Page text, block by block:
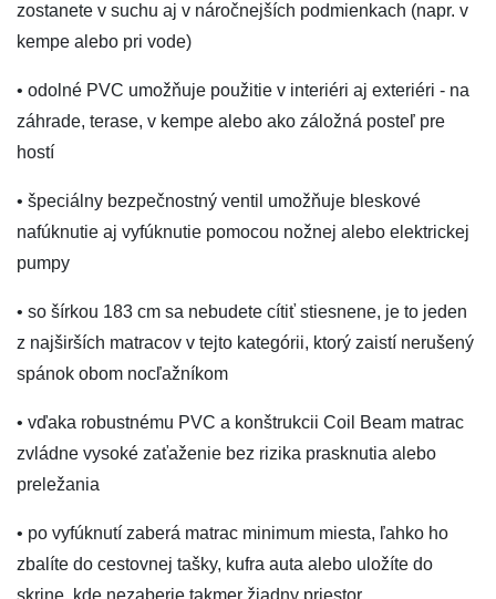
zostanete v suchu aj v náročnejších podmienkach (napr. v
kempe alebo pri vode)
• odolné PVC umožňuje použitie v interiéri aj exteriéri - na
záhrade, terase, v kempe alebo ako záložná posteľ pre
hostí
• špeciálny bezpečnostný ventil umožňuje bleskové
nafúknutie aj vyfúknutie pomocou nožnej alebo elektrickej
pumpy
• so šírkou 183 cm sa nebudete cítiť stiesnene, je to jeden
z najširších matracov v tejto kategórii, ktorý zaistí nerušený
spánok obom nocľažníkom
• vďaka robustnému PVC a konštrukcii Coil Beam matrac
zvládne vysoké zaťaženie bez rizika prasknutia alebo
preležania
• po vyfúknutí zaberá matrac minimum miesta, ľahko ho
zbalíte do cestovnej tašky, kufra auta alebo uložíte do
skrine, kde nezaberie takmer žiadny priestor